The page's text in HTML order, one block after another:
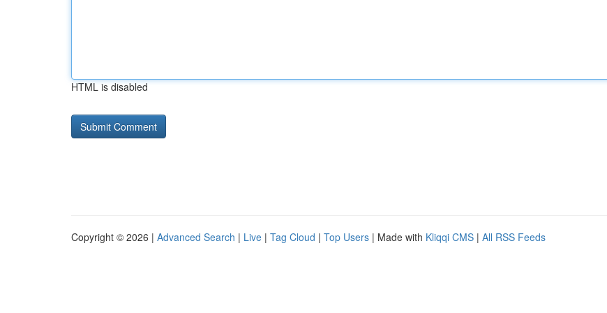
HTML is disabled
Copyright © 2026 | Advanced Search | Live | Tag Cloud | Top Users | Made with Kliqqi CMS | All RSS Feeds